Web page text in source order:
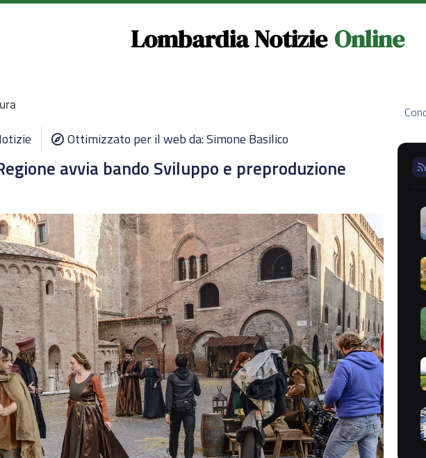
Lombardia Notizie Online
Ottimizzato per il web da: Simone Basilico
avvia bando Sviluppo e preproduzione